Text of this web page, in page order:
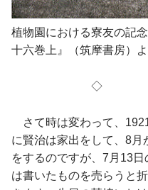
植物園における寮友の記
十六巻上』（筑摩書房）よ
さて時は変わって、
に賢治は家出をして、8月
をするのですが、7月13
は書いたものを売らうと